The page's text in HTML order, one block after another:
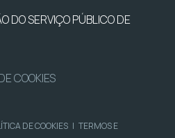
DO SERVIÇO PÚBLICO DE
COOKIES
DE COOKIES | TERMOS E